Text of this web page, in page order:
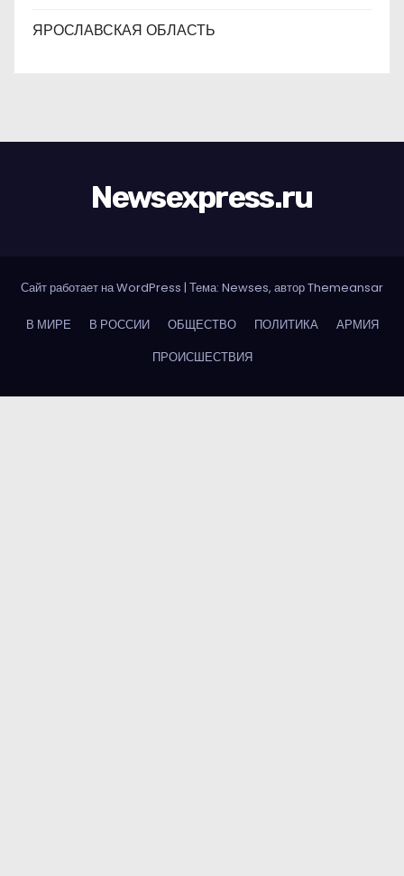
ЯРОСЛАВСКАЯ ОБЛАСТЬ
Newsexpress.ru
Сайт работает на WordPress | Тема: Newses, авторThemeansar
В МИРЕ В РОССИИ ОБЩЕСТВО ПОЛИТИКА
АРМИЯ
ПРОИСШЕСТВИЯ